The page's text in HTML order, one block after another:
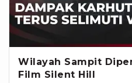
Wilayah Sampit
Film Silent Hill